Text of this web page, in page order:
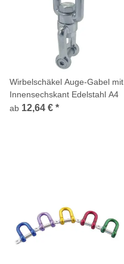
Wirbelschäkel Auge-Gabel mit
Innensechskant Edelstahl A4
ab 12,64 € *